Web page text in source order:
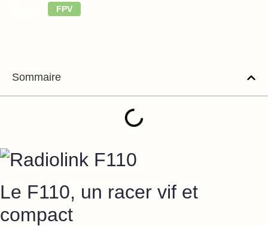
FPV
Sommaire
Le F110, un racer vif et
compact